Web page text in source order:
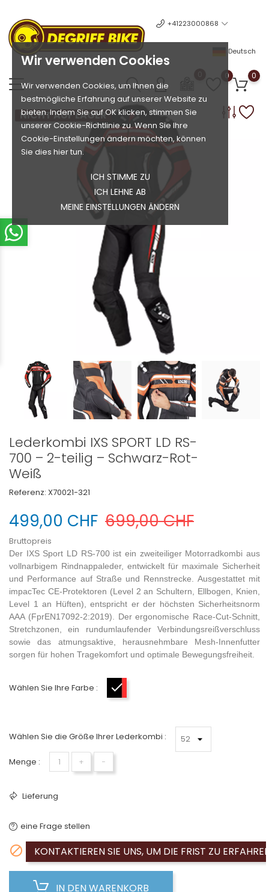
Wir verwenden Cookies
Wir verwenden Cookies, um Ihnen die
bestmögliche Erfahrung auf unserer Website zu
bieten. Indem Sie auf OK klicken, stimmen Sie
unserer Cookie-Richtlinie zu. Wenn Sie Ihre
Cookie-Einstellungen ändern möchten, können
Sie dies hier tun.
ICH STIMME ZU
ICH LEHNE AB
MEINE EINSTELLUNGEN ÄNDERN
+41223000868
Deutsch
0 0
NICHT AUF LAGER
Lederkombi IXS SPORT LD RS-
700 – 2-teilig – Schwarz-Rot-
Weiß
Referenz: X70021-321
499,00 CHF 699,00 CHF
Bruttopreis
Der IXS Sport LD RS-700 ist ein zweiteiliger Motorradkombi aus
vollnarbigem Rindnappaleder, entwickelt für maximale Sicherheit
und Performance auf Straße und Rennstrecke. Ausgestattet mit
impacTec CE-Protektoren (Level 2 an Schultern, Ellbogen, Knien,
Level 1 an Hüften), entspricht er der höchsten Sicherheitsnorm
AAA (FprEN17092-2:2019). Der ergonomische Race-Cut-Schnitt,
Stretchzonen, ein rundumlaufender Verbindungsreißverschluss
sowie das atmungsaktive, herausnehmbare Mesh-Innenfutter
sorgen für hohen Tragekomfort und optimale Bewegungsfreiheit.
Wählen Sie Ihre Farbe :
Wählen Sie die Größe Ihrer Lederkombi :
Menge : + −
Lieferung
eine Frage stellen
 KONTAKTIEREN SIE UNS, UM DIE FRIST ZU
IN DEN WARENKORB